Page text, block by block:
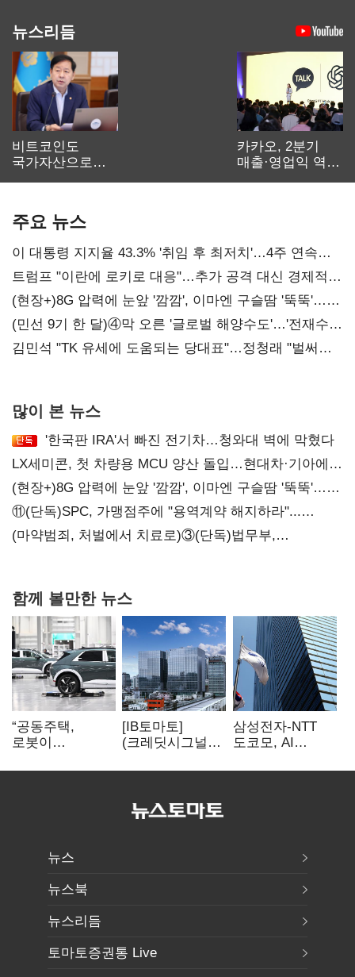
뉴스리듬
비트코인도
국가자산으로…'
카카오, 2분기
매출·영업익 역대
주요 뉴스
이 대통령 지지율 43.3% '취임 후 최저치'…4주 연속
'하락'
트럼프 "이란에 로키로 대응"…추가 공격 대신 경제적
압박 시사
(현장+)8G 압력에 눈앞 '깜깜', 이마엔 구슬땀 '뚝뚝'…
화려한 에어쇼 뒤 땀방울
(민선 9기 한 달)④막 오른 '글로벌 해양수도'…'전재수
리더십' 시험대
김민석 "TK 유세에 도움되는 당대표"…정청래 "벌써
많이 본 뉴스
'한국판 IRA'서 빠진 전기차…청와대 벽에 막혔다
LX세미콘, 첫 차량용 MCU 양산 돌입…현대차·기아에
공급
(현장+)8G 압력에 눈앞 '깜깜', 이마엔 구슬땀 '뚝뚝'…
화려한 에어쇼 뒤 땀방울
⑪(단독)SPC, 가맹점주에 "용역계약 해지하라"...
내팽개친 '사회적합의'
(마약범죄, 처벌에서 치료로)③(단독)법무부,
함께 볼만한 뉴스
“공동주택,
로봇이
현대차그룹의
[IB토마토]
(크레딧시그널)
반등에도
순차입금 2조
삼성전자-NTT
도코모, AI
최적화 기술 검증
뉴스
뉴스북
뉴스리듬
토마토증권통 Live